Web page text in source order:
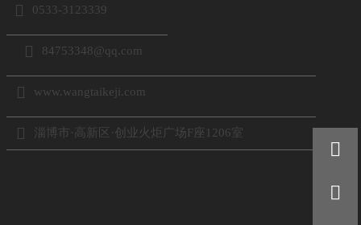
 0533-3123339
 84753348@qq.com
 www.wangtaikeji.com
 淄博市·高新区·创业火炬广场F座1206室

